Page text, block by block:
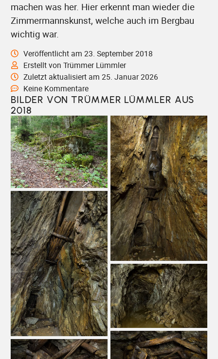
machen was her. Hier erkennt man wieder die
Zimmermannskunst, welche auch im Bergbau
wichtig war.
Veröffentlicht am 23. September 2018
Erstellt von Trümmer Lümmler
Zuletzt aktualisiert am 25. Januar 2026
Keine Kommentare
BILDER VON TRÜMMER LÜMMLER AUS
2018